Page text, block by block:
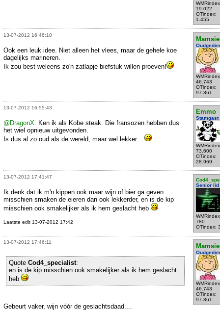
19.022
OTindex:
1.455
13-07-2012 16:46:10
Mamsie
46.743
OTindex:
97.361
Ook een leuk idee. Niet alleen het vlees, maar de gehele koe
dagelijks marineren.
Ik zou best weleens zo'n zatlapje biefstuk willen proeven!
13-07-2012 16:55:43
Emmo
Stamgast
73.600
OTindex:
28.969
@DragonX: Ken ik als Kobe steak. Die fransozen hebben dus
het wiel opnieuw uitgevonden.
Is dus al zo oud als de wereld, maar wel lekker...
13-07-2012 17:41:47
Senior lid
780
OTindex:
Ik denk dat ik m'n kippen ook maar wijn of bier ga geven
misschien smaken de eieren dan ook lekkerder, en is de kip
misschien ook smakelijker als ik hem geslacht heb
Laatste edit 13-07-2012 17:42
13-07-2012 17:46:11
Mamsie
46.743
OTindex:
97.361
Quote Cod4_specialist:
en is de kip misschien ook smakelijker als ik hem geslacht
heb
Gebeurt vaker, wijn vóór de geslachtsdaad....